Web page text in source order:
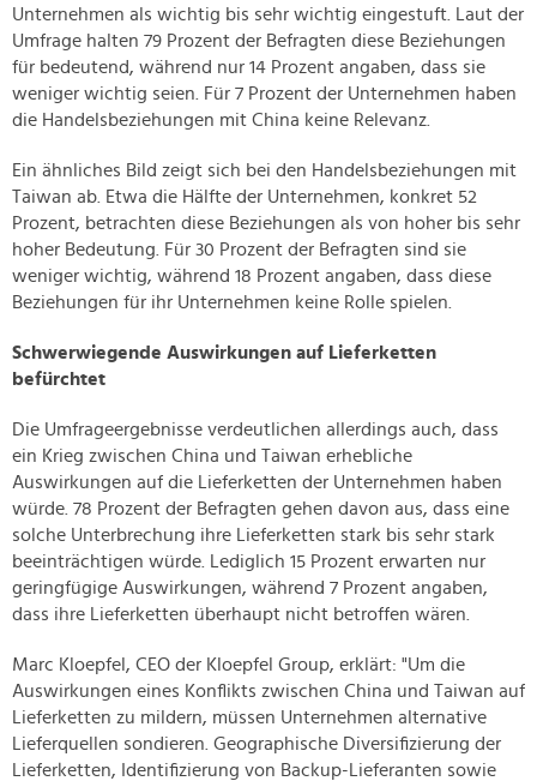
Unternehmen als wichtig bis sehr wichtig eingestuft. Laut der
Umfrage halten 79 Prozent der Befragten diese Beziehungen
für bedeutend, während nur 14 Prozent angaben, dass sie
weniger wichtig seien. Für 7 Prozent der Unternehmen haben
die Handelsbeziehungen mit China keine Relevanz.
Ein ähnliches Bild zeigt sich bei den Handelsbeziehungen mit
Taiwan ab. Etwa die Hälfte der Unternehmen, konkret 52
Prozent, betrachten diese Beziehungen als von hoher bis sehr
hoher Bedeutung. Für 30 Prozent der Befragten sind sie
weniger wichtig, während 18 Prozent angaben, dass diese
Beziehungen für ihr Unternehmen keine Rolle spielen.
Schwerwiegende Auswirkungen auf Lieferketten
befürchtet
Die Umfrageergebnisse verdeutlichen allerdings auch, dass
ein Krieg zwischen China und Taiwan erhebliche
Auswirkungen auf die Lieferketten der Unternehmen haben
würde. 78 Prozent der Befragten gehen davon aus, dass eine
solche Unterbrechung ihre Lieferketten stark bis sehr stark
beeinträchtigen würde. Lediglich 15 Prozent erwarten nur
geringfügige Auswirkungen, während 7 Prozent angaben,
dass ihre Lieferketten überhaupt nicht betroffen wären.
Marc Kloepfel, CEO der Kloepfel Group, erklärt: "Um die
Auswirkungen eines Konflikts zwischen China und Taiwan auf
Lieferketten zu mildern, müssen Unternehmen alternative
Lieferquellen sondieren. Geographische Diversifizierung der
Lieferketten, Identifizierung von Backup-Lieferanten sowie